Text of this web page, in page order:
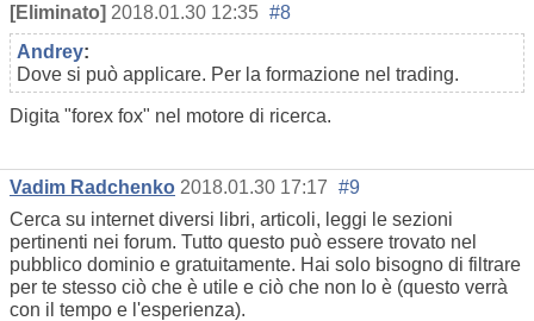
[Eliminato] 2018.01.30 12:35 #8
Andrey:
Dove si può applicare. Per la formazione nel trading.
Digita "forex fox" nel motore di ricerca.
Vadim Radchenko 2018.01.30 17:17 #9
Cerca su internet diversi libri, articoli, leggi le sezioni
pertinenti nei forum. Tutto questo può essere trovato nel
pubblico dominio e gratuitamente. Hai solo bisogno di filtrare
per te stesso ciò che è utile e ciò che non lo è (questo verrà
con il tempo e l'esperienza).